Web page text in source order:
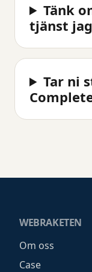
Tänk
tjänst
Tar ni
WEBRAKETEN
Om oss
Case